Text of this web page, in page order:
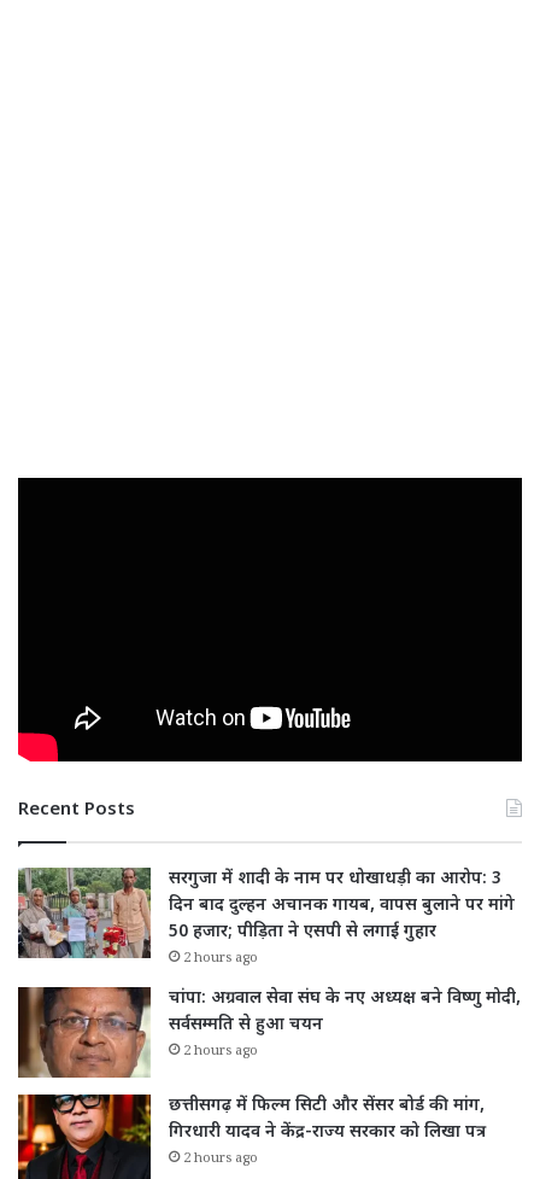
Recent Posts
सरगुजा में शादी के नाम पर धोखाधड़ी का आरोप: 3
दिन बाद दुल्हन अचानक गायब, वापस बुलाने पर मांगे
50 हजार; पीड़िता ने एसपी से लगाई गुहार
2 hours ago
चांपा: अग्रवाल सेवा संघ के नए अध्यक्ष बने विष्णु मोदी,
सर्वसम्मति से हुआ चयन
2 hours ago
छत्तीसगढ़ में फिल्म सिटी और सेंसर बोर्ड की मांग,
गिरधारी यादव ने केंद्र-राज्य सरकार को लिखा पत्र
2 hours ago